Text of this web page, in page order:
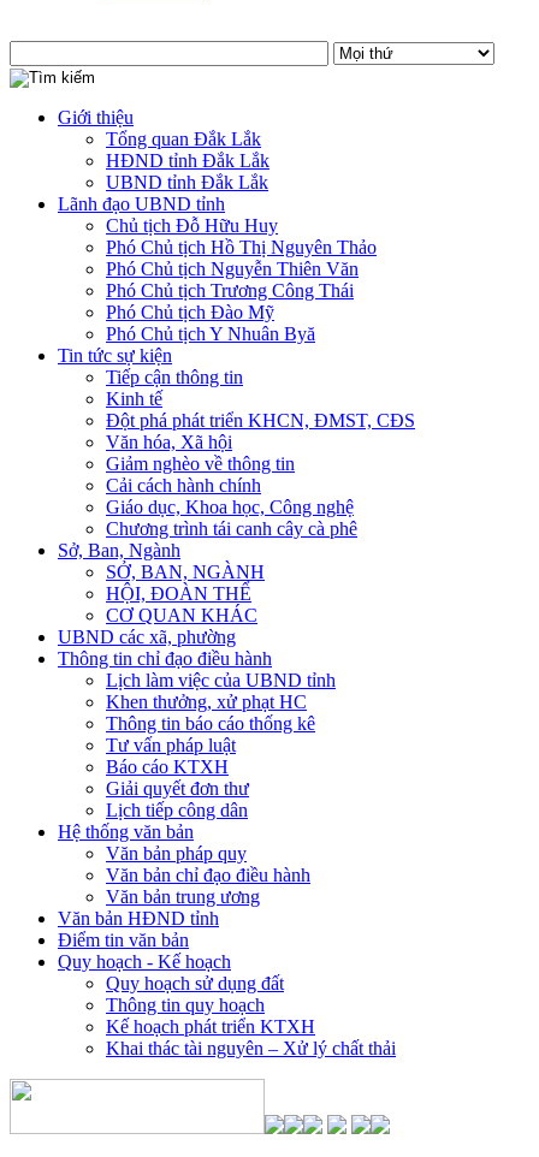
Giới thiệu
Tổng quan Đắk Lắk
HĐND tỉnh Đắk Lắk
UBND tỉnh Đắk Lắk
Lãnh đạo UBND tỉnh
Chủ tịch Đỗ Hữu Huy
Phó Chủ tịch Hồ Thị Nguyên Thảo
Phó Chủ tịch Nguyễn Thiên Văn
Phó Chủ tịch Trương Công Thái
Phó Chủ tịch Đào Mỹ
Phó Chủ tịch Y Nhuân Byă
Tin tức sự kiện
Tiếp cận thông tin
Kinh tế
Đột phá phát triển KHCN, ĐMST, CĐS
Văn hóa, Xã hội
Giảm nghèo về thông tin
Cải cách hành chính
Giáo dục, Khoa học, Công nghệ
Chương trình tái canh cây cà phê
Sở, Ban, Ngành
SỞ, BAN, NGÀNH
HỘI, ĐOÀN THỂ
CƠ QUAN KHÁC
UBND các xã, phường
Thông tin chỉ đạo điều hành
Lịch làm việc của UBND tỉnh
Khen thưởng, xử phạt HC
Thông tin báo cáo thống kê
Tư vấn pháp luật
Báo cáo KTXH
Giải quyết đơn thư
Lịch tiếp công dân
Hệ thống văn bản
Văn bản pháp quy
Văn bản chỉ đạo điều hành
Văn bản trung ương
Văn bản HĐND tỉnh
Điểm tin văn bản
Quy hoạch - Kế hoạch
Quy hoạch sử dụng đất
Thông tin quy hoạch
Kế hoạch phát triển KTXH
Khai thác tài nguyên – Xử lý chất thải